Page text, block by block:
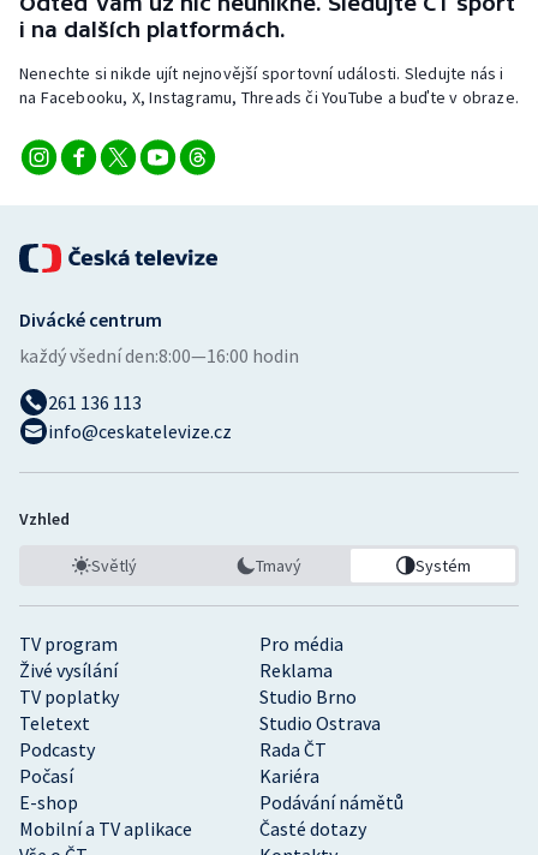
i na dalších platformách.
Nenechte si nikde ujít nejnovější sportovní události. Sledujte nás i
na Facebooku, X, Instagramu, Threads či YouTube a buďte v obraze.
TV program
Pro média
Živé vysílání
Reklama
TV poplatky
Studio Brno
Teletext
Studio Ostrava
Podcasty
Rada ČT
Počasí
Kariéra
E-shop
Podávání námětů
Mobilní a TV aplikace
Časté dotazy
Divácké centrum
každý všední den:8:00—16:00 hodin
261 136 113
info@ceskatelevize.cz
Vzhled
Světlý Tmavý Systém